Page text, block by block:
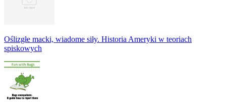
Oślizgłe macki, wiadome siły. Historia Ameryki w teoriach
spiskowych